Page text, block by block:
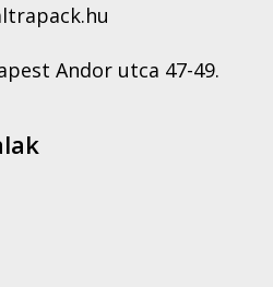
Andor utca 47-49.